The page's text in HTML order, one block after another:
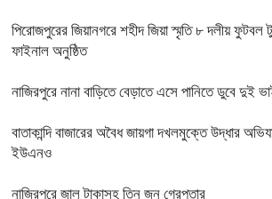
পিরোজপুরের জিয়ানগরে শহীদ জিয়া স্মৃতি ৮ দলীয় ফুটবল
ফাইনাল অনুষ্ঠিত
নাজিরপুরে নানা বাড়িতে বেড়াতে এসে পানিতে ডুবে দুই
বাতাকান্দি বাজারের অবৈধ জায়গা দখলমুক্তে উদ্ধার
ইউএনও
নাজিরপুরে জাল টাকাসহ তিন জন গ্রেপ্তার